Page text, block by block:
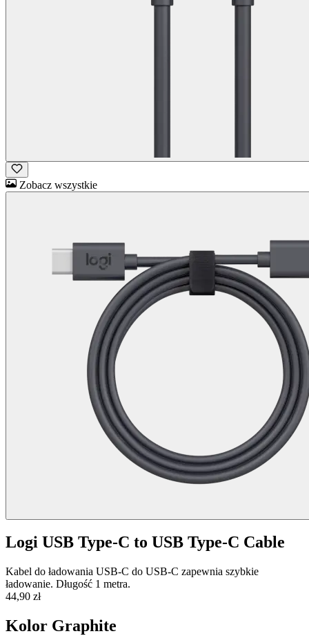
Zobacz wszystkie
Logi USB Type-C to USB Type-C Cable
Kabel do ładowania USB-C do USB-C zapewnia szybkie
ładowanie. Długość 1 metra.
44,90 zł
Kolor Graphite